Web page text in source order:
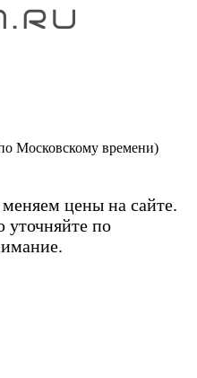
Московскому времени)
цены на сайте.
по